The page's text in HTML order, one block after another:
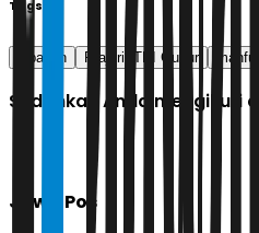
Tags
lebanon Prajurit TNI Gugur
Sudahkah Anda mengikuti
Jawa Pos